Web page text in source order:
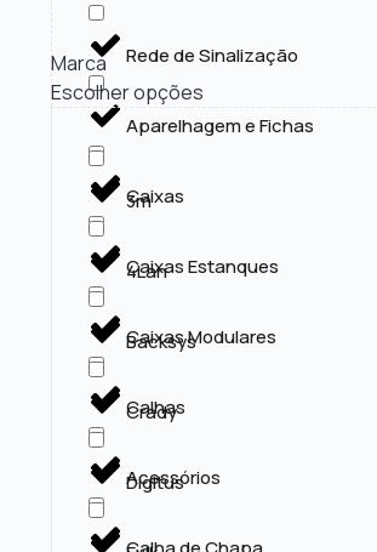
Rede de Sinalização
Aparelhagem e Fichas
Caixas
Caixas Estanques
Caixas Modulares
Calhas
Acessórios
Marca
Escolher opções
3m
4Lan
Backsys
Crady
Digitus